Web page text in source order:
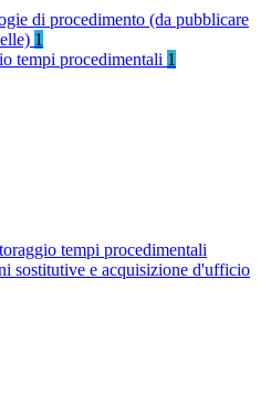
di procedimento (da pubblicare
1
tempi procedimentali 1
tempi procedimentali
sostitutive e acquisizione d'ufficio